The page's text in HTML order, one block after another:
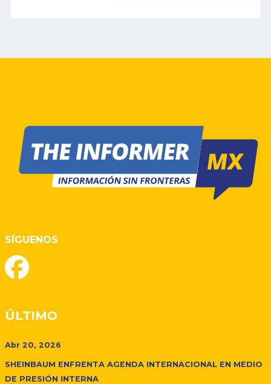
EXPECTATIVAS
SÍGUENOS
ÚLTIMO
Abr 20, 2026
SHEINBAUM ENFRENTA AGENDA INTERNACIONAL EN MEDIO
DE PRESIÓN INTERNA